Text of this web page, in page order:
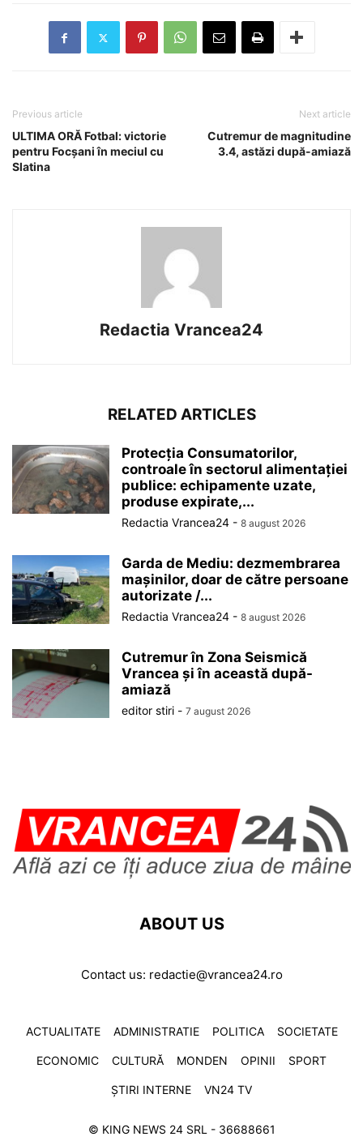
Previous article
ULTIMA ORĂ Fotbal: victorie
pentru Focșani în meciul cu
Slatina
Next article
Cutremur de magnitudine
3.4, astăzi după-amiază
Redactia Vrancea24
RELATED ARTICLES
Protecția Consumatorilor,
controale în sectorul alimentației
publice: echipamente uzate,
produse expirate,...
Redactia Vrancea24 - 8 august 2026
Garda de Mediu: dezmembrarea
mașinilor, doar de către persoane
autorizate /...
Redactia Vrancea24 - 8 august 2026
Cutremur în Zona Seismică
Vrancea și în această după-
amiază
editor stiri - 7 august 2026
ABOUT US
Contact us: redactie@vrancea24.ro
ACTUALITATE ADMINISTRATIE POLITICA SOCIETATE
ECONOMIC CULTURĂ MONDEN OPINII SPORT
ȘTIRI INTERNE VN24 TV
© KING NEWS 24 SRL - 36688661